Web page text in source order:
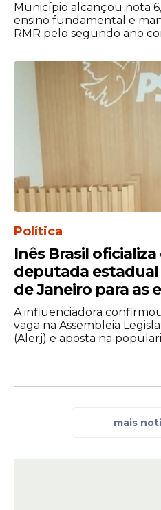
Município alcançou nota
ensino fundamental e
RMR pelo segundo ano
Política
Inês Brasil
deputada estadual
de Janeiro para as
A influenciadora
vaga na Assembleia
(Alerj) e aposta na
mais